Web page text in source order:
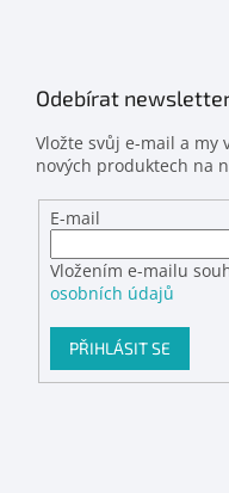
Odebírat
Vložte svůj e-mail a my
nových produktech na
E-mail
Vložením e-mailu
osobních údajů
PŘIHLÁSIT SE